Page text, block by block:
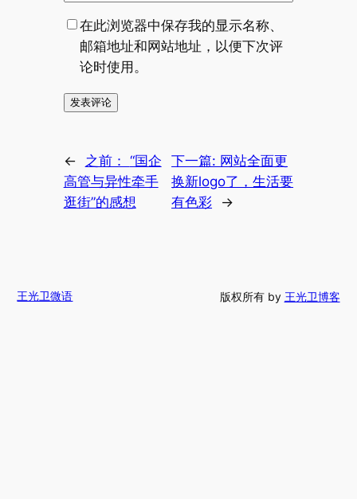
在此浏览器中保存我的显示名称、
邮箱地址和网站地址，以便下次评
论时使用。
← 之前： “国企
高管与异性牵手
逛街”的感想
下一篇: 网站全面更
换新logo了，生活要
有色彩
→
王光卫微语 版权所有 by 王光卫博客